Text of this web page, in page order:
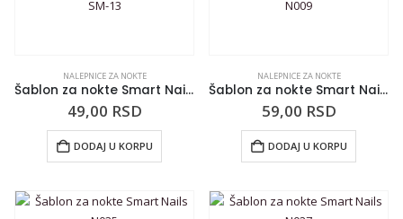
NALEPNICE ZA NOKTE
Šablon za nokte Smart Nails SM-13
49,00 RSD
DODAJ U KORPU
NALEPNICE ZA NOKTE
Šablon za nokte Smart Nails N009
59,00 RSD
DODAJ U KORPU